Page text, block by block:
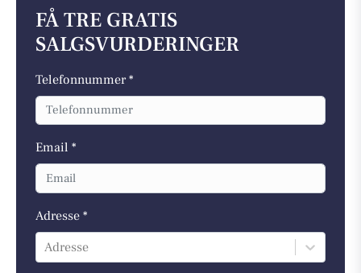
FÅ TRE GRATIS
SALGSVURDERINGER
Telefonnummer *
Email *
Adresse *
Adresse